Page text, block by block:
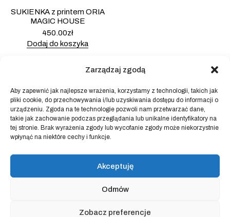
Zarządzaj zgodą
Aby zapewnić jak najlepsze wrażenia, korzystamy z technologii, takich jak
pliki cookie, do przechowywania i/lub uzyskiwania dostępu do informacji o
urządzeniu. Zgoda na te technologie pozwoli nam przetwarzać dane,
takie jak zachowanie podczas przeglądania lub unikalne identyfikatory na
tej stronie. Brak wyrażenia zgody lub wycofanie zgody może niekorzystnie
wpłynąć na niektóre cechy i funkcje.
Akceptuję
Odmów
Zobacz preferencje
SUKIENKA z printem ORIA
MAGIC HOUSE
450.00zł
Dodaj do koszyka
Powered byBlock Shop.
sklep
blog
kontakt
Regulamin sklepu internetowego